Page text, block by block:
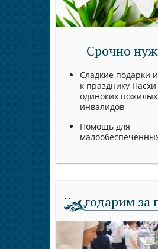
Срочно
Сладкие подарки
к празднику Пасхи
одиноких
инвалидов
Помощь для
Благодарим за